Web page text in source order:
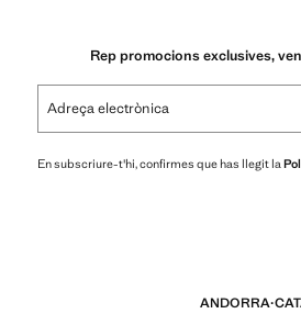
Rep promocions exclusives,
Adreça electrònica
En subscriure-t'hi, confirmes que has llegit la
ANDORRA·